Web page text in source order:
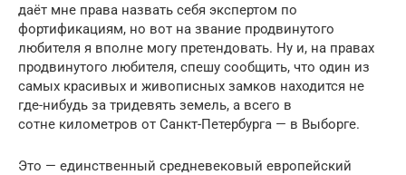
даёт мне права назвать себя экспертом по
фортификациям, но вот на звание продвинутого
любителя я вполне могу претендовать. Ну и, на правах
продвинутого любителя, спешу сообщить, что один из
самых красивых и живописных замков находится не
где-нибудь за тридевять земель, а всего в
сотне километров от Санкт-Петербурга — в Выборге.
Это — единственный средневековый европейский